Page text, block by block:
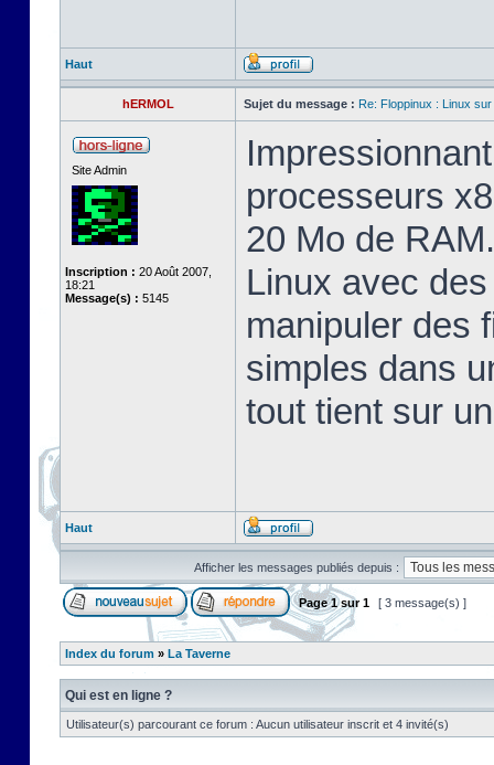
Haut
hERMOL Sujet du message : Re: Floppinux : Linux
Site Admin
Inscription : 20 Août 2007,
18:21
Message(s) : 5145
processeurs
20 Mo de
Linux avec
manipuler des
simples dans
tout tient sur
Haut
Afficher les messages publiés depuis :
Page1sur1 [ 3 message(s) ]
Index du forum » La Taverne
Qui est en ligne ?
Utilisateur(s) parcourant ce forum : Aucun utilisateur inscrit et 4 invité(s)